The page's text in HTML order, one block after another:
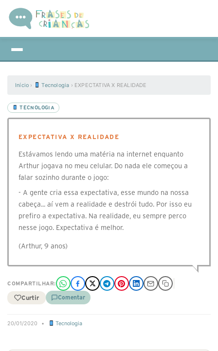
Início › Tecnologia › EXPECTATIVA X REALIDADE
TECNOLOGIA
EXPECTATIVA X REALIDADE
Estávamos lendo uma matéria na internet enquanto
Arthur jogava no meu celular. Do nada ele começou a
falar sozinho durante o jogo:
- A gente cria essa expectativa, esse mundo na nossa
cabeça... aí vem a realidade e destrói tudo. Por isso eu
prefiro a expectativa. Na realidade, eu sempre perco
nesse jogo. Expectativa é melhor.
(Arthur, 9 anos)
COMPARTILHAR:
Curtir Comentar
20/01/2020 • Tecnologia